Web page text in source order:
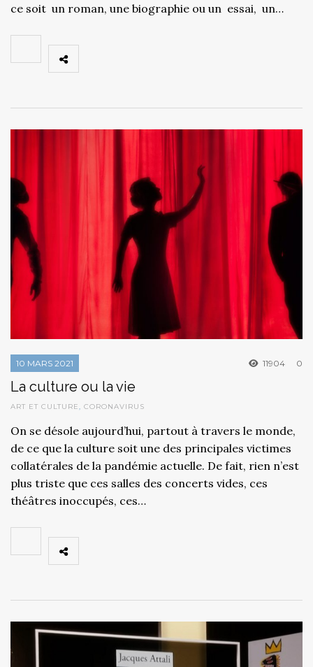
ce soit un roman, une biographie ou un essai, un…
10 MARS 2021 11904 0
La culture ou la vie
ART ET CULTURE, CORONAVIRUS
On se désole aujourd’hui, partout à travers le monde,
de ce que la culture soit une des principales victimes
collatérales de la pandémie actuelle. De fait, rien n’est
plus triste que ces salles des concerts vides, ces
théâtres inoccupés, ces…